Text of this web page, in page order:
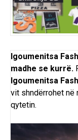
Igoumenitsa
madhe se kurrë.
Igoumenitsa
vit shndërrohet në
qytetin.